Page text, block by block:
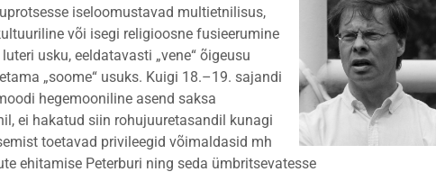
iseloomustavad multietnilisus,
või isegi religioosne fusieerumine
usku, eeldatavasti „vene“ õigeusu
„soome“ usuks. Kuigi 18.–19. sajandi
hegemooniline asend saksa
ei hakatud siin rohujuuretasandil kunagi
toetavad privileegid võimaldasid mh
ehitamise Peterburi ning seda ümbritsevatesse